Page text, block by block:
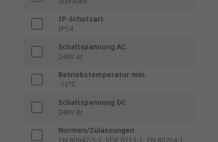
IP-Schutzart
IP54
Schaltspannung AC
240V ac
Betriebstemperatur min.
-10°C
Schaltspannung DC
240V dc
Normen/Zulassungen
EN 60947-5-1, VDE 0113-1, EN 60204-1